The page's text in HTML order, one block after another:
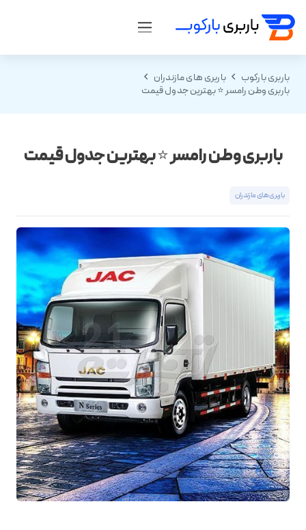
باربری بارکوب
باربری های مازندران
باربری وطن رامسر ⭐️ بهترین جدول قیمت
باربری وطن رامسر ⭐️ بهترین جدول قیمت
باربری های مازندران